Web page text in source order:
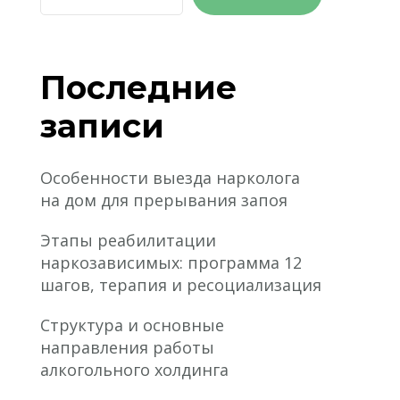
Последние
записи
Особенности выезда нарколога
на дом для прерывания запоя
Этапы реабилитации
наркозависимых: программа 12
шагов, терапия и ресоциализация
Структура и основные
направления работы
алкогольного холдинга